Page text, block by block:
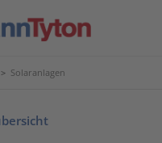
> Solaranlagen